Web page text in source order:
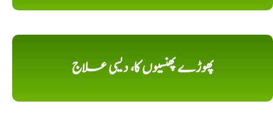
پھوڑے پھنسیوں کا، دیسی علاج